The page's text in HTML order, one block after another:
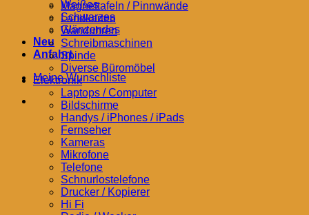
Weißes
Schwarzes
Glänzendes
Neu
Anfahrt
Meine Wunschliste
Magnettafeln / Pinnwände
Landkarten
Wanduhren
Schreibmaschinen
Spinde
Diverse Büromöbel
Elektronik
Laptops / Computer
Bildschirme
Handys / iPhones / iPads
Fernseher
Kameras
Mikrofone
Telefone
Schnurlostelefone
Drucker / Kopierer
Hi Fi